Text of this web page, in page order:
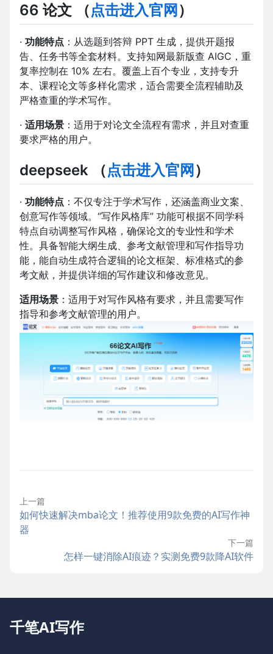
66 论文 （点击进入官网）
· 功能特点 ：从选题到答辩 PPT 生成，提供开题报
告、任务书等全套材料。支持知网最新版查 AIGC，重
复率控制在 10% 左右。覆盖上百个专业，支持专升
本、课程论文等多样化需求，适合需要全流程辅助及
严格查重的学术写作。
· 适用场景 ：适用于对论文全流程有需求，并且对查重
要求严格的用户。
deepseek （点击进入官网 ）
· 功能特点 ：不仅专注于学术写作，还涵盖商业文案、
创意写作等领域。“写作风格库” 功能可根据不同学科
特点自动调整写作风格，确保论文的专业性和学术
性。具备智能大纲生成、参考文献管理和写作指导功
能，能自动生成符合逻辑的论文框架、标准格式的参
考文献，并提供详细的写作建议和修改意见。
适用场景 ：适用于对写作风格有要求，并且需要写作
指导和参考文献管理的用户。
上一篇
如何快速解决mba论文！推荐使用9款免费的AI写作神
器
下一篇
怎样一键消除AI痕迹？实测免费9款降AI软件
千笔AI写作